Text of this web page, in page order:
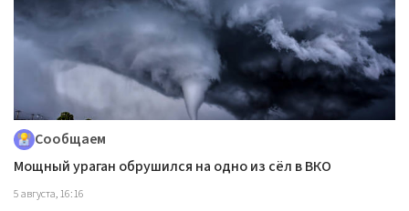
Сообщаем
Мощный ураган обрушился на одно из сёл в ВКО
5 августа, 16:16